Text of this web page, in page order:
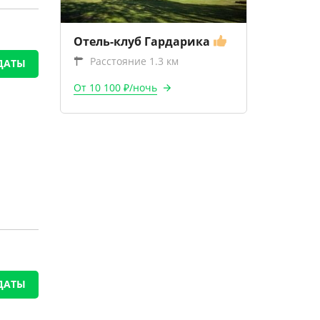
Отель-клуб Гардарика
Расстояние 1.3 км
От 10 100 ₽/ночь